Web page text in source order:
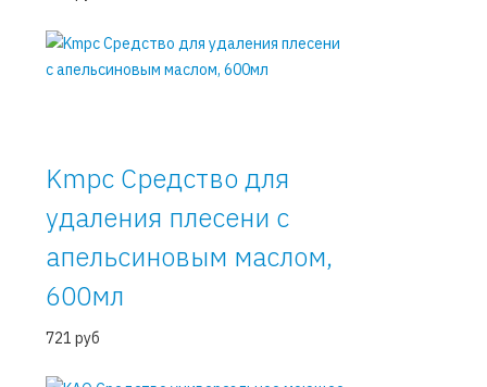
Kmpc Средство для
удаления плесени c
апельсиновым маслом,
600мл
721 руб